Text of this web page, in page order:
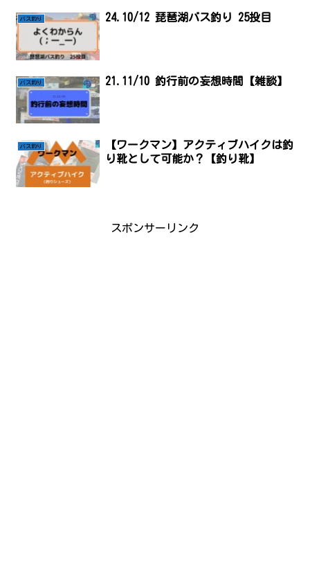
バス釣り 24.10/12 琵琶湖バス釣り 25投目
バス釣り 21.11/10 釣行前の妄想時間【雑談】
バス釣り
【ワークマン】アクティブハイクは釣
り靴として可能か？【釣り靴】
スポンサーリンク